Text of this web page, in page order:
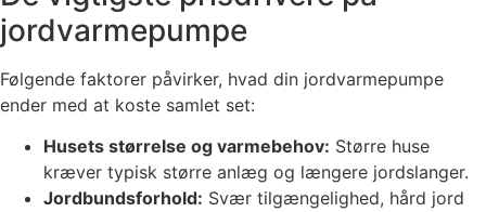
jordvarmepumpe
Følgende faktorer påvirker, hvad din jordvarmepumpe
ender med at koste samlet set:
Husets størrelse og varmebehov: Større huse
kræver typisk større anlæg og længere jordslanger.
Jordbundsforhold: Svær tilgængelighed, hård jord